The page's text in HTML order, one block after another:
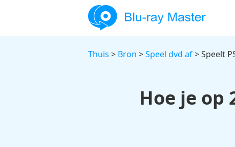
Thuis > Bron >Speel dvd af> Speelt
Hoe je op